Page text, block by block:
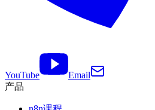
YouTube
Email
产品